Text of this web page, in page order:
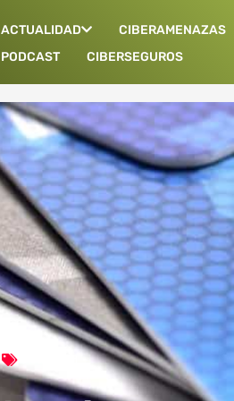
ACTUALIDAD CIBERAMENAZAS
PODCAST
CIBERSEGUROS